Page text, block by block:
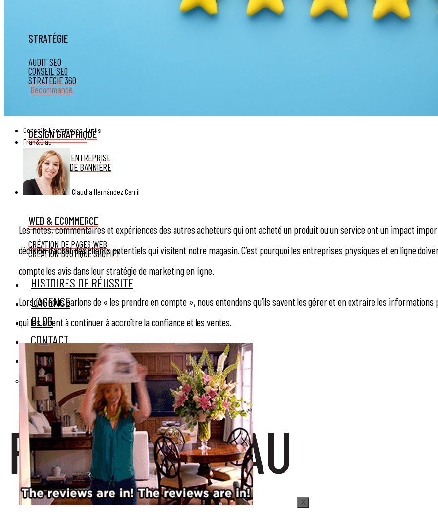
STRATÉGIE
AUDIT SEO
CONSEIL SEO
STRATÉGIE 360
Recommandé
DESIGN GRAPHIQUE
L'IDENTITÉ D'ENTREPRISE
CONCEPTION DE BANNIÈRE
CATALOGUE
WEB & ECOMMERCE
CRÉATION DE PAGES WEB
CRÉATION BOUTIQUE SHOPIFY
HISTOIRES DE RÉUSSITE
L’AGENCE
BLOG
CONTACT
X
Conseils Ecommerce,Outils
Fran&Clau
Claudia Hernández Carril
Les notes, commentaires et expériences des autres acheteurs qui ont acheté un produit ou un service ont un impact
décision d’achat des clients potentiels qui visitent notre magasin. C’est pourquoi les entreprises physiques et en ligne
compte les avis dans leur stratégie de marketing en ligne.
Lorsque nous parlons de « les prendre en compte », nous entendons qu’ils savent les gérer et en extraire les
qui les aident à continuer à accroître la confiance et les ventes.